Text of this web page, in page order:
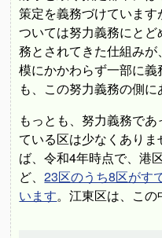
策定を義務づけていま
ついては努力義務にと
務とされてきた仕組み
模にかかわらず一部に
も、この努力義務の側に
もっとも、努力義務で
ている区は少なくあり
ば、令和4年時点で、港
ど、23区のうち8区がす
います。江東区は、この